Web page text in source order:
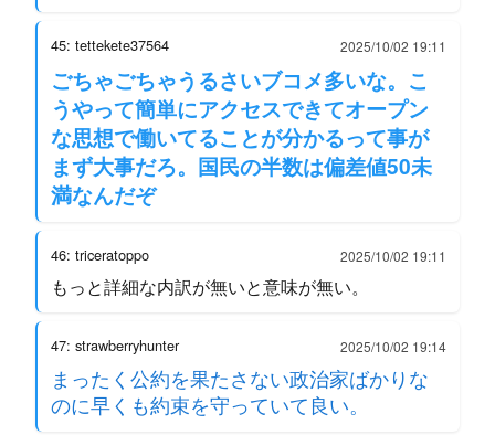
45: tettekete37564 2025/10/02 19:11
ごちゃごちゃうるさいブコメ多いな。こ
うやって簡単にアクセスできてオープン
な思想で働いてることが分かるって事が
まず大事だろ。国民の半数は偏差値50未
満なんだぞ
46: triceratoppo 2025/10/02 19:11
もっと詳細な内訳が無いと意味が無い。
47: strawberryhunter 2025/10/02 19:14
まったく公約を果たさない政治家ばかりな
のに早くも約束を守っていて良い。